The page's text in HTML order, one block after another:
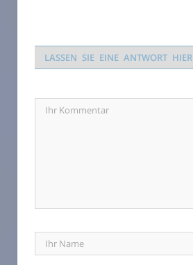
LASSEN SIE EINE ANTWORT HIER